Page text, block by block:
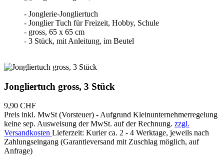
- Jonglerie-Jongliertuch
- Jonglier Tuch für Freizeit, Hobby, Schule
- gross, 65 x 65 cm
- 3 Stück, mit Anleitung, im Beutel
Jongliertuch gross, 3 Stück
9,90 CHF
Preis inkl. MwSt (Vorsteuer) - Aufgrund Kleinunternehmerregelung
keine sep. Ausweisung der MwSt. auf der Rechnung. zzgl.
Versandkosten Lieferzeit: Kurier ca. 2 - 4 Werktage, jeweils nach
Zahlungseingang (Garantieversand mit Zuschlag möglich, auf
Anfrage)